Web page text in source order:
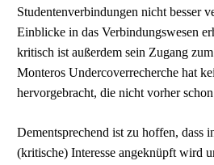
Studentenverbindungen nicht besser
Einblicke in das Verbindungswesen
kritisch ist außerdem sein Zugang
Monteros Undercoverrecherche hat
hervorgebracht, die nicht vorher
Dementsprechend ist zu hoffen, dass
(kritische) Interesse angeknüpft wird